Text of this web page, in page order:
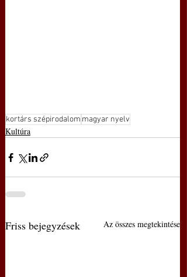
kortárs szépirodalom magyar nyelv
Kultúra
Friss bejegyzések Az összes megtekintése